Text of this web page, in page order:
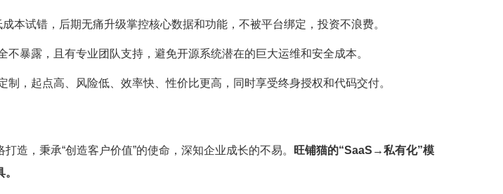
本试错，后期无痛升级掌控核心数据和功能，不被平台绑定，投资不浪费。
暴露，且有专业团队支持，避免开源系统潜在的巨大运维和安全成本。
，起点高、风险低、效率快、性价比更高，同时享受终身授权和代码交付。
造，秉承“创造客户价值”的使命，深知企业成长的不易。
旺铺猫的“SaaS→私有化”模